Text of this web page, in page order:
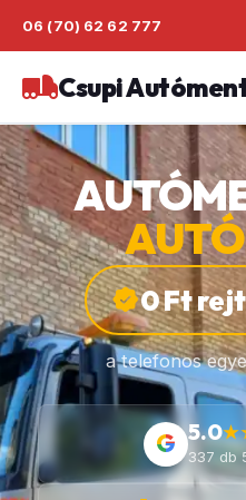
06 (70) 62 62 777
Csupi
0 Ft
a telefonos
G 5.0
337 db